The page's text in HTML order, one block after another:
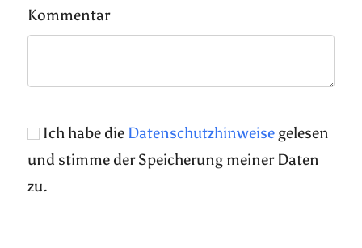
Kommentar
Ich habe die Datenschutzhinweise gelesen
und stimme der Speicherung meiner Daten
zu.